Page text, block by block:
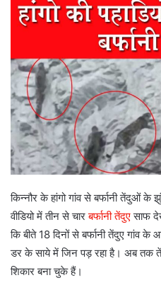
a
n
e
m
a
i
किन्नौर के हांगो गांव से बर्फानी तेंदुओं के
वीडियो में तीन से चारबर्फानी तेंदुएसाफ
कि बीते 18 दिनों से बर्फानी तेंदुए
डर के साये में जिन पड़ रहा है। अब तक
शिकार बना चुके हैं।